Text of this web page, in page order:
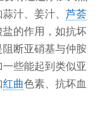
汁、姜汁、芦荟
的作用，如抗坏
断亚硝基与仲胺
些能起到类似亚
红曲色素、抗坏血